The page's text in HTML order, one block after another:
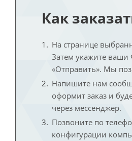
Как
На странице
Затем укажите
«Отправить». Мы
Напишите нам
оформит заказ и
через мессенджер.
Позвоните по
конфигурации